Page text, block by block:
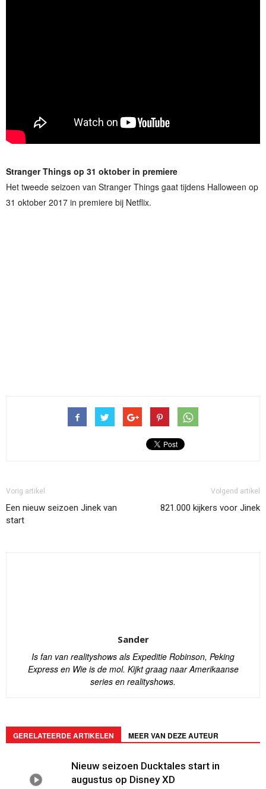
Stranger Things op 31 oktober in premiere
Het tweede seizoen van Stranger Things gaat tijdens Halloween op
31 oktober 2017 in premiere bij Netflix.
Vorig artikel
Een nieuw seizoen Jinek van
start
Volgend artikel
821.000 kijkers voor Jinek
Sander
Is fan van realityshows als Expeditie Robinson, Peking
Express en Wie is de mol. Kijkt graag naar Amerikaanse
series en realityshows.
GERELATEERDE ARTIKELEN MEER VAN DEZE AUTEUR
Nieuw seizoen Ducktales start in
augustus op Disney XD